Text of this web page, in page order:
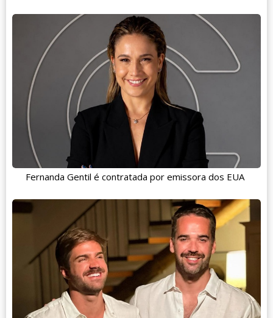
Fernanda Gentil é contratada por emissora dos EUA